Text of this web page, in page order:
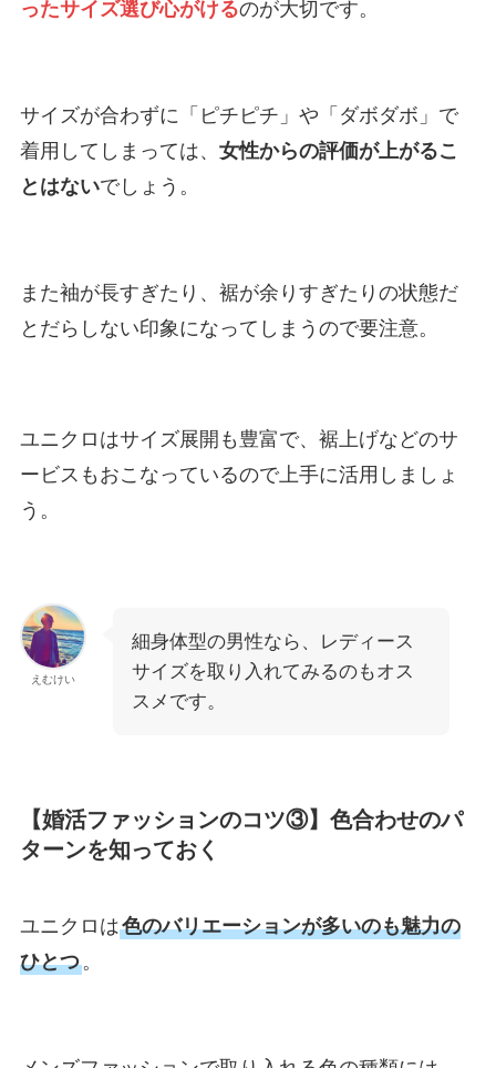
ったサイズ選び心がけるのが大切です。
サイズが合わずに「ピチピチ」や「ダボダボ」で
着用してしまっては、 女性からの評価が上がるこ
とはないでしょう。
また袖が長すぎたり、裾が余りすぎたりの状態だ
とだらしない印象になってしまうので要注意。
ユニクロはサイズ展開も豊富で、裾上げなどのサ
ービスもおこなっているので上手に活用しましょ
う。
えむけい
細身体型の男性なら、レディース
サイズを取り入れてみるのもオス
スメです。
【婚活ファッションのコツ③】色合わせのパ
ターンを知っておく
ユニクロは色のバリエーションが多いのも魅力の
ひとつ。